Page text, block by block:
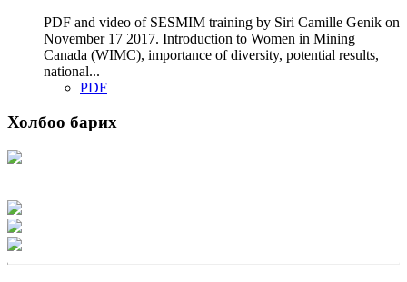
PDF and video of SESMIM training by Siri Camille Genik on
November 17 2017. Introduction to Women in Mining
Canada (WIMC), importance of diversity, potential results,
national...
PDF
Холбоо барих